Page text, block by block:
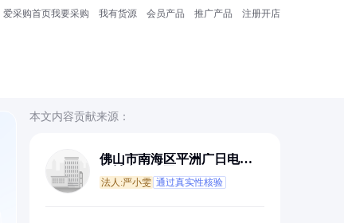
爱采购首页我要采购 我有货源 会员产品 推广产品 注册开店
本文内容贡献来源：
佛山市南海区平洲广日电子
法人:严小雯 通过真实性核验